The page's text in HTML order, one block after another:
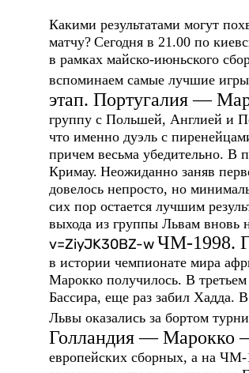
Какими результатами могут
матчу? Сегодня в 21.00 по
в рамках майско-июньского
вспоминаем самые лучшие
этап. Португалия —
группу с Польшей, Англией и
что именно дуэль с
причем весьма убедительно. В
Кримау. Неожиданно заняв
довелось непросто, но
сих пор остается лучшим
выхода из группы Львам вновь
v=ZiyJK30BZ-wЧМ-1998.
в истории чемпионате мира
Марокко получилось. В
Бассира, еще раз забил Хадда.
Львы оказались за бортом
Голландия — Марокко
европейских сборных, а на ЧМ-